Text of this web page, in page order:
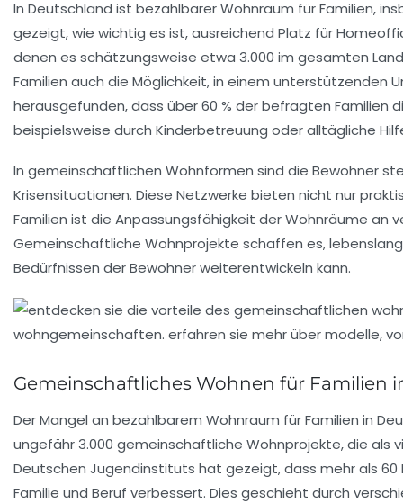
In Deutschland ist bezahlbarer Wohnraum für Familien,
gezeigt, wie wichtig es ist, ausreichend Platz für
denen es schätzungsweise etwa 3.000 im gesamten
Familien auch die Möglichkeit, in einem unterstützenden
herausgefunden, dass über 60 % der befragten Familien
beispielsweise durch Kinderbetreuung oder alltägliche
In gemeinschaftlichen Wohnformen sind die Bewohner
Krisensituationen. Diese Netzwerke bieten nicht nur
Familien ist die Anpassungsfähigkeit der Wohnräume an
Gemeinschaftliche Wohnprojekte schaffen es,
Bedürfnissen der Bewohner weiterentwickeln kann.
Gemeinschaftliches Wohnen für Familien
Der Mangel an bezahlbarem Wohnraum für Familien in
ungefähr3.000 gemeinschaftliche Wohnprojekte, die als
Deutschen Jugendinstituts hat gezeigt, dass mehr als 60
Familie und Beruf verbessert. Dies geschieht durch